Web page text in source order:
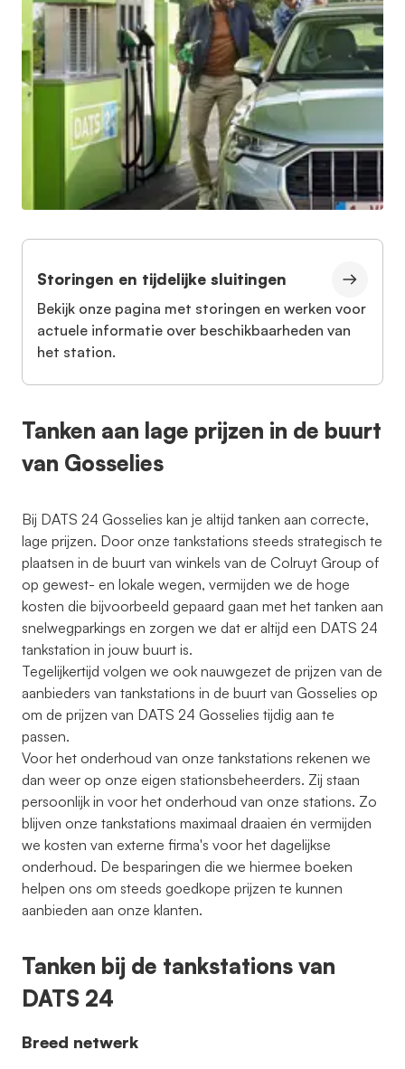
Storingen en tijdelijke sluitingen
Bekijk onze pagina met storingen en werken voor
actuele informatie over beschikbaarheden van
het station.
Tanken aan lage prijzen in de buurt
van Gosselies
Bij DATS 24 Gosselies kan je altijd tanken aan correcte,
lage prijzen. Door onze tankstations steeds strategisch te
plaatsen in de buurt van winkels van de Colruyt Group of
op gewest- en lokale wegen, vermijden we de hoge
kosten die bijvoorbeeld gepaard gaan met het tanken aan
snelwegparkings en zorgen we dat er altijd een DATS 24
tankstation in jouw buurt is.
Tegelijkertijd volgen we ook nauwgezet de prijzen van de
aanbieders van tankstations in de buurt van Gosselies op
om de prijzen van DATS 24 Gosselies tijdig aan te
passen.
Voor het onderhoud van onze tankstations rekenen we
dan weer op onze eigen stationsbeheerders. Zij staan
persoonlijk in voor het onderhoud van onze stations. Zo
blijven onze tankstations maximaal draaien én vermijden
we kosten van externe firma's voor het dagelijkse
onderhoud. De besparingen die we hiermee boeken
helpen ons om steeds goedkope prijzen te kunnen
aanbieden aan onze klanten.
Tanken bij de tankstations van
DATS 24
Breed netwerk